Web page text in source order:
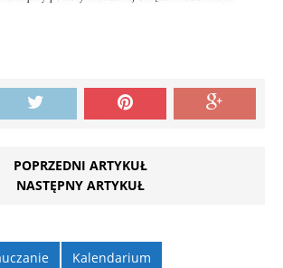
POPRZEDNI ARTYKUŁ
NASTĘPNY ARTYKUŁ
Kalendarium